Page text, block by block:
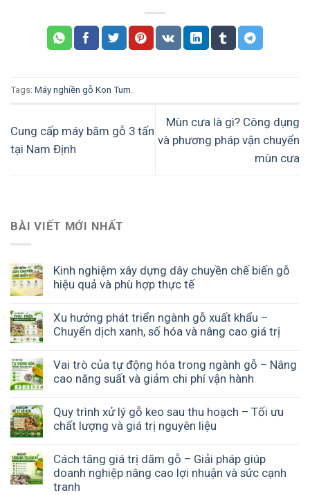
BÀI VIẾT MỚI NHẤT
Kinh nghiệm xây dựng dây chuyền chế biến gỗ
hiệu quả và phù hợp thực tế
Xu hướng phát triển ngành gỗ xuất khẩu –
Chuyển dịch xanh, số hóa và nâng cao giá trị
Vai trò của tự động hóa trong ngành gỗ – Nâng
cao năng suất và giảm chi phí vận hành
Quy trình xử lý gỗ keo sau thu hoạch – Tối ưu
chất lượng và giá trị nguyên liệu
Cách tăng giá trị dăm gỗ – Giải pháp giúp
doanh nghiệp nâng cao lợi nhuận và sức cạnh
tranh
Tags: Máy nghiền gỗ Kon Tum
Cung cấp máy băm gỗ 3 tấn
tại Nam Định
Mùn cưa là gì? Công dụng
và phương pháp vận chuyển
mùn cưa